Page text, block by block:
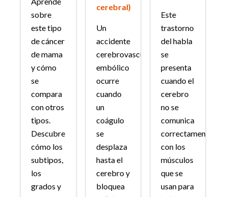
sobre
este tipo
de cáncer
de mama
y cómo
se
compara
con otros
tipos.
Descubre
cómo los
subtipos,
los
grados y
cerebral)
Un
accidente
cerebrovascular
embólico
ocurre
cuando
un
coágulo
se
desplaza
hasta el
cerebro y
bloquea
Este
trastorno
del habla
se
presenta
cuando el
cerebro
no se
comunica
correctamente
con los
músculos
que se
usan para